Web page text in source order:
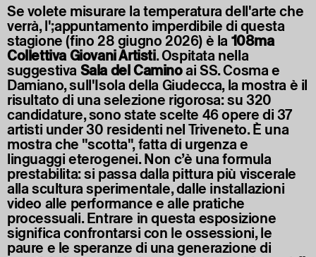
Se volete misurare la temperatura dell'arte che
verrà, l';appuntamento imperdibile di questa
stagione (fino 28 giugno 2026) è la 108ma
Collettiva Giovani Artisti. Ospitata nella
suggestiva Sala del Caminoai SS. Cosma e
Damiano, sull'Isola della Giudecca, la mostra è il
risultato di una selezione rigorosa: su 320
candidature, sono state scelte 46 opere di 37
artisti under 30 residenti nel Triveneto. È una
mostra che "scotta", fatta di urgenza e
linguaggi eterogenei. Non c’è una formula
prestabilita: si passa dalla pittura più viscerale
alla scultura sperimentale, dalle installazioni
video alle performance e alle pratiche
processuali. Entrare in questa esposizione
significa confrontarsi con le ossessioni, le
paure e le speranze di una generazione di